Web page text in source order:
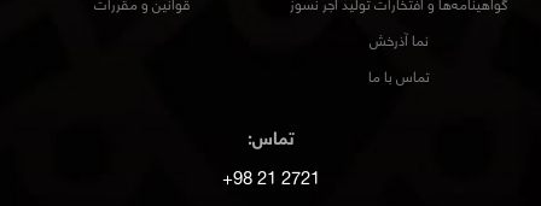
نما آذرخش
تماس با ما
تماس:
2721 21 98+